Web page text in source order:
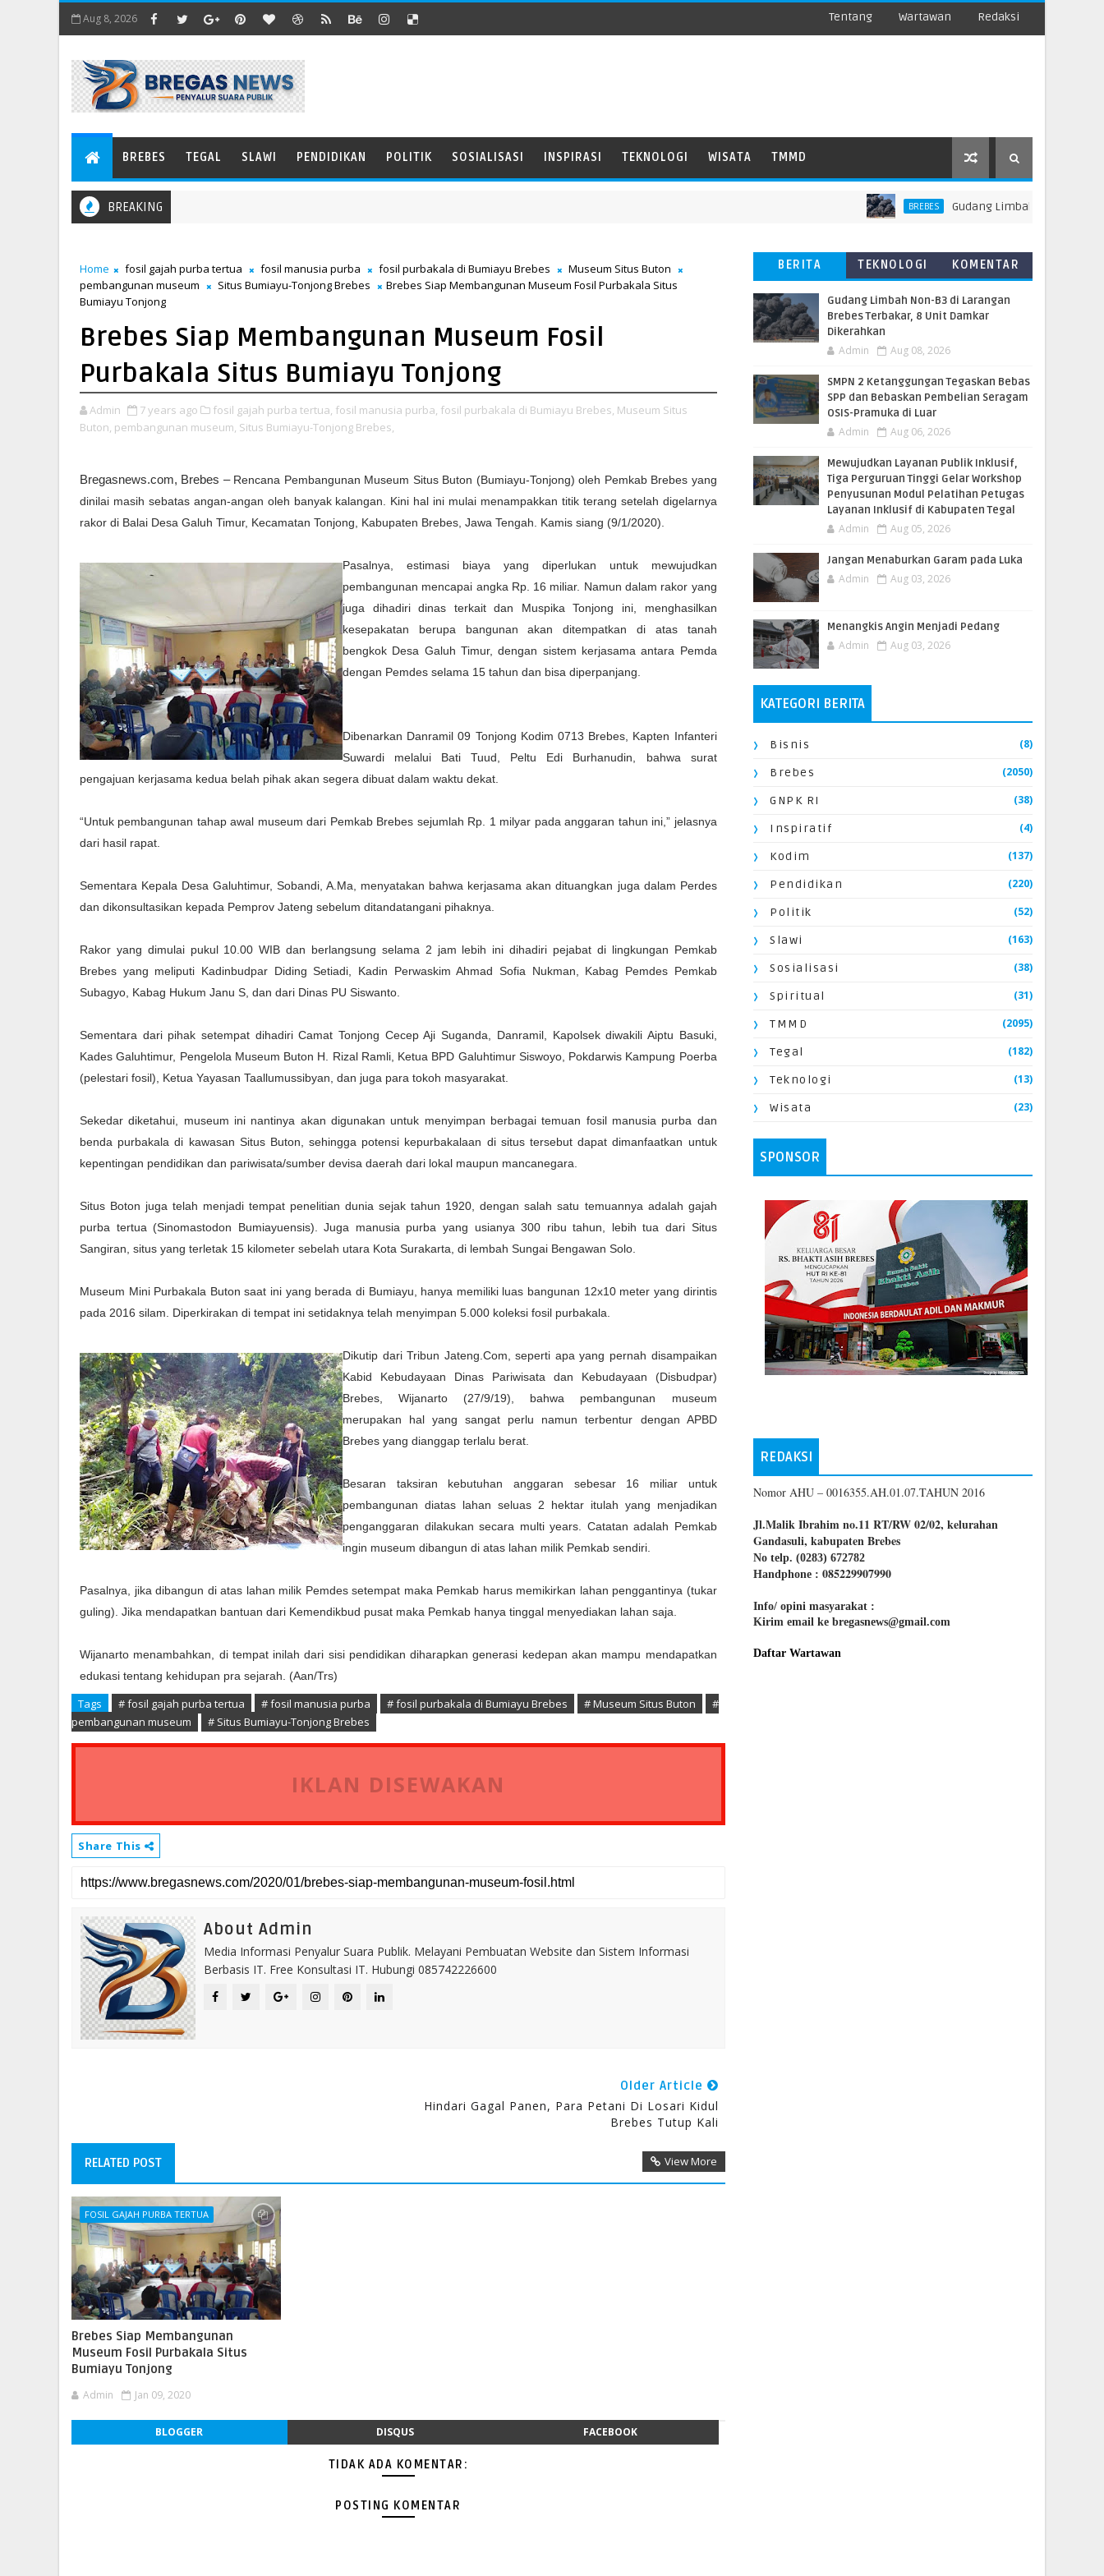
Aug 8, 2026 Tentang Wartawan Redaksi
BREBES TEGAL SLAWI PENDIDIKAN POLITIK SOSIALISASI INSPIRASI TEKNOLOGI WISATA TMMD
BREAKING BREBES ​Gudang Limbah Non-B3 di
Home fosil gajah purba tertua fosil manusia purba fosil purbakala di Bumiayu Brebes
Museum Situs Buton
pembangunan museum
Situs Bumiayu-Tonjong Brebes
Brebes Siap Membangunan Museum Fosil Purbakala Situs
Bumiayu Tonjong
Brebes Siap Membangunan Museum Fosil
Purbakala Situs Bumiayu Tonjong
Admin 7 years ago fosil gajah purba tertua, fosil manusia purba, fosil purbakala di Bumiayu Brebes, Museum Situs
Buton, pembangunan museum, Situs Bumiayu-Tonjong Brebes,
Bregasnews.com, Brebes – Rencana Pembangunan Museum Situs Buton (Bumiayu-Tonjong) oleh Pemkab Brebes yang
dinilai masih sebatas angan-angan oleh banyak kalangan. Kini hal ini mulai menampakkan titik terang setelah digelarnya
rakor di Balai Desa Galuh Timur, Kecamatan Tonjong, Kabupaten Brebes, Jawa Tengah. Kamis siang (9/1/2020).
Pasalnya, estimasi biaya yang diperlukan untuk mewujudkan
pembangunan mencapai angka Rp. 16 miliar. Namun dalam rakor yang
juga dihadiri dinas terkait dan Muspika Tonjong ini, menghasilkan
kesepakatan berupa bangunan akan ditempatkan di atas tanah
bengkok Desa Galuh Timur, dengan sistem kerjasama antara Pemda
dengan Pemdes selama 15 tahun dan bisa diperpanjang.
Dibenarkan Danramil 09 Tonjong Kodim 0713 Brebes, Kapten Infanteri
Suwardi melalui Bati Tuud, Peltu Edi Burhanudin, bahwa surat
pengajuan kerjasama kedua belah pihak akan segera dibuat dalam waktu dekat.
“Untuk pembangunan tahap awal museum dari Pemkab Brebes sejumlah Rp. 1 milyar pada anggaran tahun ini,” jelasnya
dari hasil rapat.
Sementara Kepala Desa Galuhtimur, Sobandi, A.Ma, menyatakan bahwa kerjasama akan dituangkan juga dalam Perdes
dan dikonsultasikan kepada Pemprov Jateng sebelum ditandatangani pihaknya.
Rakor yang dimulai pukul 10.00 WIB dan berlangsung selama 2 jam lebih ini dihadiri pejabat di lingkungan Pemkab
Brebes yang meliputi Kadinbudpar Diding Setiadi, Kadin Perwaskim Ahmad Sofia Nukman, Kabag Pemdes Pemkab
Subagyo, Kabag Hukum Janu S, dan dari Dinas PU Siswanto.
Sementara dari pihak setempat dihadiri Camat Tonjong Cecep Aji Suganda, Danramil, Kapolsek diwakili Aiptu Basuki,
Kades Galuhtimur, Pengelola Museum Buton H. Rizal Ramli, Ketua BPD Galuhtimur Siswoyo, Pokdarwis Kampung Poerba
(pelestari fosil), Ketua Yayasan Taallumussibyan, dan juga para tokoh masyarakat.
Sekedar diketahui, museum ini nantinya akan digunakan untuk menyimpan berbagai temuan fosil manusia purba dan
benda purbakala di kawasan Situs Buton, sehingga potensi kepurbakalaan di situs tersebut dapat dimanfaatkan untuk
kepentingan pendidikan dan pariwisata/sumber devisa daerah dari lokal maupun mancanegara.
Situs Boton juga telah menjadi tempat penelitian dunia sejak tahun 1920, dengan salah satu temuannya adalah gajah
purba tertua (Sinomastodon Bumiayuensis). Juga manusia purba yang usianya 300 ribu tahun, lebih tua dari Situs
Sangiran, situs yang terletak 15 kilometer sebelah utara Kota Surakarta, di lembah Sungai Bengawan Solo.
Museum Mini Purbakala Buton saat ini yang berada di Bumiayu, hanya memiliki luas bangunan 12x10 meter yang dirintis
pada 2016 silam. Diperkirakan di tempat ini setidaknya telah menyimpan 5.000 koleksi fosil purbakala.
Dikutip dari Tribun Jateng.Com, seperti apa yang pernah disampaikan
Kabid Kebudayaan Dinas Pariwisata dan Kebudayaan (Disbudpar)
Brebes, Wijanarto (27/9/19), bahwa pembangunan museum
merupakan hal yang sangat perlu namun terbentur dengan APBD
Brebes yang dianggap terlalu berat.
Besaran taksiran kebutuhan anggaran sebesar 16 miliar untuk
pembangunan diatas lahan seluas 2 hektar itulah yang menjadikan
penganggaran dilakukan secara multi years. Catatan adalah Pemkab
ingin museum dibangun di atas lahan milik Pemkab sendiri.
Pasalnya, jika dibangun di atas lahan milik Pemdes setempat maka Pemkab harus memikirkan lahan penggantinya (tukar
guling). Jika mendapatkan bantuan dari Kemendikbud pusat maka Pemkab hanya tinggal menyediakan lahan saja.
Wijanarto menambahkan, di tempat inilah dari sisi pendidikan diharapkan generasi kedepan akan mampu mendapatkan
edukasi tentang kehidupan pra sejarah. (Aan/Trs)
Tags # fosil gajah purba tertua # fosil manusia purba # fosil purbakala di Bumiayu Brebes # Museum Situs Buton
#
pembangunan museum
# Situs Bumiayu-Tonjong Brebes
IKLAN DISEWAKAN
Share This
About Admin
Media Informasi Penyalur Suara Publik. Melayani Pembuatan Website dan Sistem Informasi
Berbasis IT. Free Konsultasi IT. Hubungi 085742226600
Older Article
Hindari Gagal Panen, Para Petani Di Losari Kidul
Brebes Tutup Kali
RELATED POST View More
FOSIL GAJAH PURBA TERTUA
Brebes Siap Membangunan
Museum Fosil Purbakala Situs
Bumiayu Tonjong
Admin Jan 09, 2020
BLOGGER DISQUS FACEBOOK
TIDAK ADA KOMENTAR:
POSTING KOMENTAR
BERITA
TERBARU
TEKNOLOGI
KOMENTAR
​Gudang Limbah Non-B3 di Larangan
Brebes Terbakar, 8 Unit Damkar
Dikerahkan
Admin Aug 08, 2026
SMPN 2 Ketanggungan Tegaskan Bebas
SPP dan Bebaskan Pembelian Seragam
OSIS-Pramuka di Luar
Admin Aug 06, 2026
​Mewujudkan Layanan Publik Inklusif,
Tiga Perguruan Tinggi Gelar Workshop
Penyusunan Modul Pelatihan Petugas
Layanan Inklusif di Kabupaten Tegal
Admin Aug 05, 2026
Jangan Menaburkan Garam pada Luka
Admin Aug 03, 2026
Menangkis Angin Menjadi Pedang
Admin Aug 03, 2026
KATEGORI BERITA
Bisnis (8)
Brebes (2050)
GNPK RI (38)
Inspiratif (4)
Kodim (137)
Pendidikan (220)
Politik (52)
Slawi (163)
Sosialisasi (38)
Spiritual (31)
TMMD (2095)
Tegal (182)
Teknologi (13)
Wisata (23)
SPONSOR
REDAKSI
Nomor AHU – 0016355.AH.01.07.TAHUN 2016
Jl.Malik Ibrahim no.11 RT/RW 02/02, kelurahan
Gandasuli, kabupaten Brebes
No telp. (0283) 672782
Handphone : 085229907990
Info/ opini masyarakat :
Kirim email ke bregasnews@gmail.com
Daftar Wartawan